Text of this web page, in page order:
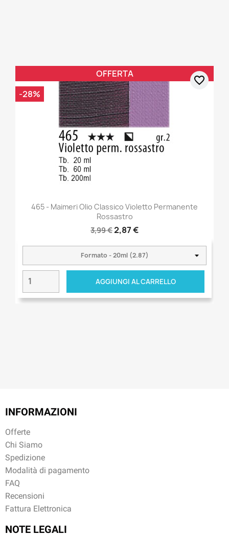
465 - Maimeri Olio Classico Violetto Permanente
Rossastro
3,99 €2,87 €
AGGIUNGI AL CARRELLO
OFFERTA
-28%
favorite_border
INFORMAZIONI
Offerte
Chi Siamo
Spedizione
Modalità di pagamento
FAQ
Recensioni
Fattura Elettronica
NOTE LEGALI